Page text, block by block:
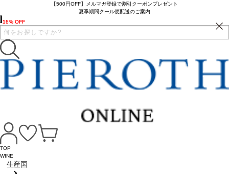
【500円OFF】メルマガ登録で割引クーポンプレゼント
夏季期間クール便配送のご案内
TOP
WINE
生産国
15% OFF
16% OFF